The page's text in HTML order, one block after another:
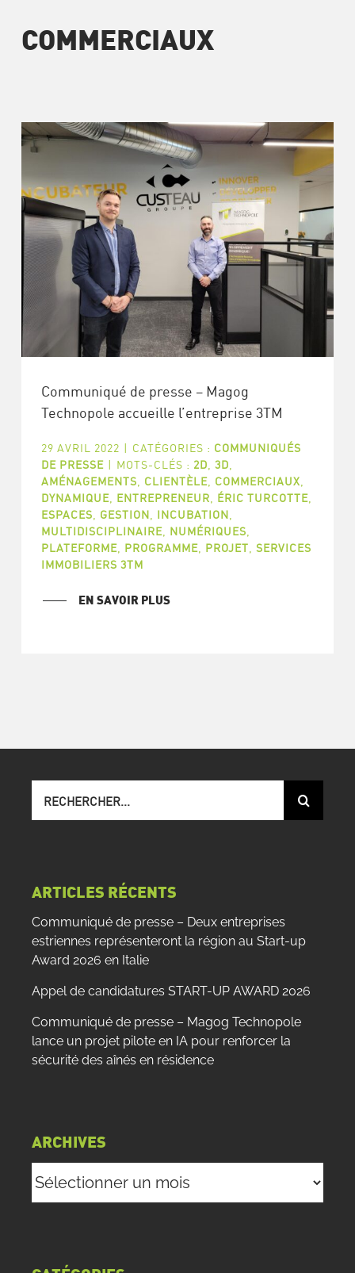
COMMERCIAUX
Communiqué de presse – Magog
Technopole accueille l’entreprise 3TM
29 AVRIL 2022 | CATÉGORIES : COMMUNIQUÉS
DE PRESSE | MOTS-CLÉS : 2D 3D
AMÉNAGEMENTS
CLIENTÈLE, COMMERCIAUX
DYNAMIQUE, ENTREPRENEUR ÉRIC TURCOTTE,
ESPACES
GESTION INCUBATION
MULTIDISCIPLINAIRE, NUMÉRIQUES
PLATEFORME, PROGRAMME, PROJET SERVICES
IMMOBILIERS 3TM
EN SAVOIR PLUS
sur
ARTICLES RÉCENTS
Communiqué de presse – Deux entreprises
estriennes représenteront la région au Start-up
Award 2026 en Italie
Appel de candidatures START-UP AWARD 2026
Communiqué de presse – Magog Technopole
lance un projet pilote en IA pour renforcer la
sécurité des aînés en résidence
ARCHIVES